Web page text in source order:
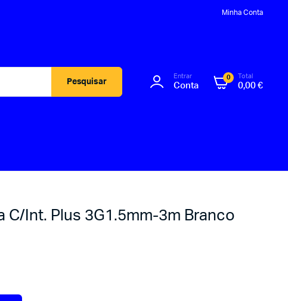
Minha Conta
Pesquisar
Entrar
Conta
0 Total
0,00€
C/Int. Plus 3G1.5mm-3m Branco